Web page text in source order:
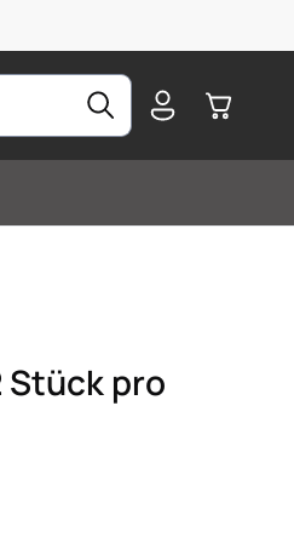
Stück pro